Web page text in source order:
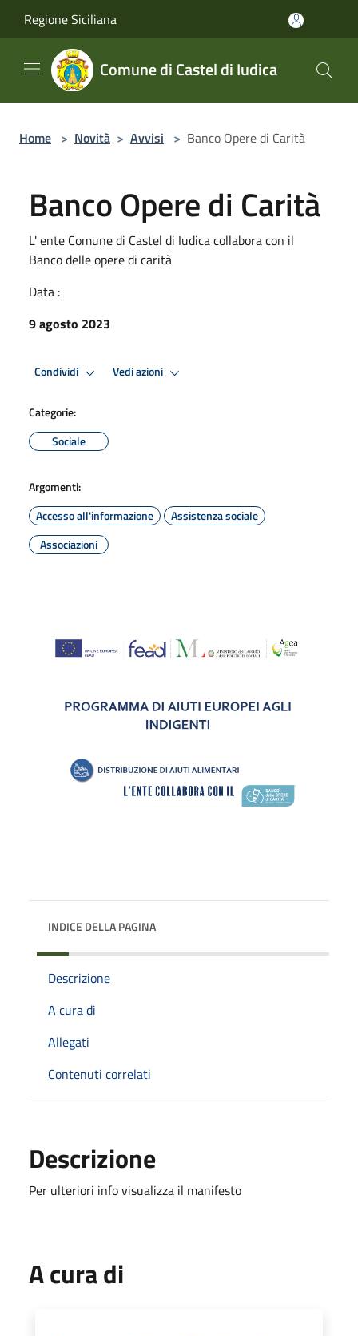
Regione Siciliana
Comune di Castel di Iudica
Home > Novità > Avvisi > Banco Opere di Carità
Banco Opere di Carità
L' ente Comune di Castel di Iudica collabora con il
Banco delle opere di carità
Data :
9 agosto 2023
Condividi Vedi azioni
Categorie:
Sociale
Argomenti:
Accesso all'informazione
Assistenza sociale
Associazioni
INDICE DELLA PAGINA
Descrizione
A cura di
Allegati
Contenuti correlati
Descrizione
Per ulteriori info visualizza il manifesto
A cura di